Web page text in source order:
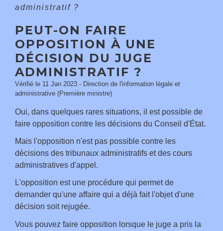
administratif ?
PEUT-ON FAIRE
OPPOSITION À UNE
DÉCISION DU JUGE
ADMINISTRATIF ?
Vérifié le 11 Jan 2023 - Direction de l'information légale et
administrative (Première ministre)
Oui, dans quelques rares situations, il est possible de
faire opposition contre les décisions du Conseil d'État.
Mais l'opposition n'est pas possible contre les
décisions des tribunaux administratifs et des cours
administratives d'appel.
L'opposition est une procédure qui permet de
demander qu'une affaire qui a déjà fait l'objet d'une
décision soit rejugée.
Vous pouvez faire opposition lorsque le juge a pris la